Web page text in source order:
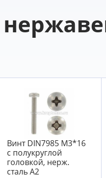
Винт DIN7985 М3*16
с полукруглой
головкой, нерж.
сталь А2